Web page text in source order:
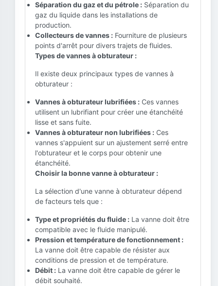
Séparation du gaz et du pétrole : Séparation du
gaz du liquide dans les installations de
production.
Collecteurs de vannes : Fourniture de plusieurs
points d'arrêt pour divers trajets de fluides.
Types de vannes à obturateur :
Il existe deux principaux types de vannes à
obturateur :
Vannes à obturateur lubrifiées : Ces vannes
utilisent un lubrifiant pour créer une étanchéité
lisse et sans fuite.
Vannes à obturateur non lubrifiées : Ces
vannes s'appuient sur un ajustement serré entre
l'obturateur et le corps pour obtenir une
étanchéité.
Choisir la bonne vanne à obturateur :
La sélection d'une vanne à obturateur dépend
de facteurs tels que :
Type et propriétés du fluide : La vanne doit être
compatible avec le fluide manipulé.
Pression et température de fonctionnement :
La vanne doit être capable de résister aux
conditions de pression et de température.
Débit : La vanne doit être capable de gérer le
débit souhaité.